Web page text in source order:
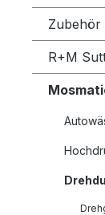
Zubehör
R+M